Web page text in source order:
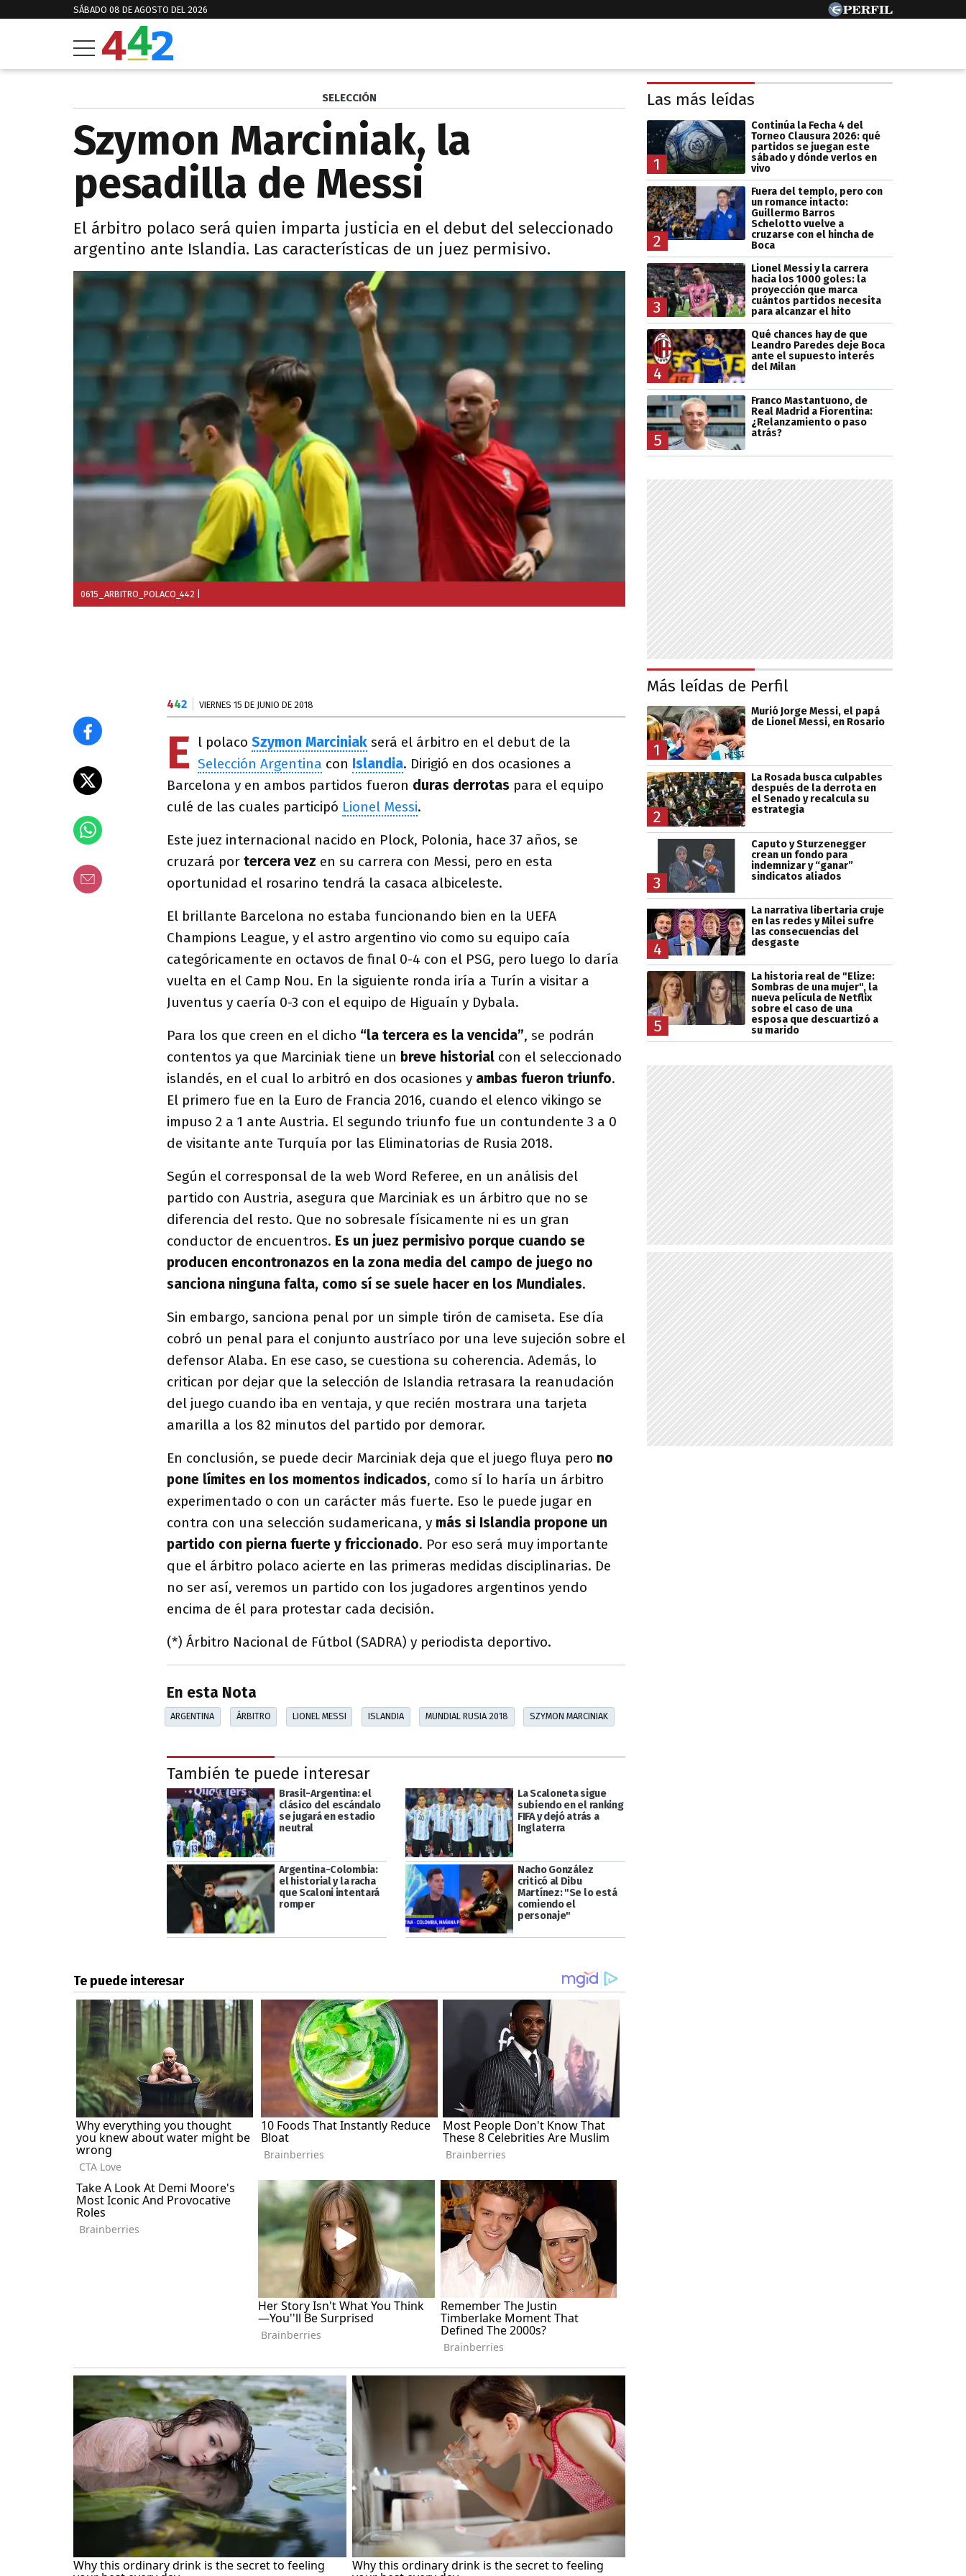
SÁBADO 08 DE AGOSTO DEL 2026
SELECCIÓN
Szymon Marciniak, la
pesadilla de Messi
El árbitro polaco será quien imparta justicia en el debut del seleccionado
argentino ante Islandia. Las características de un juez permisivo.
0615_ARBITRO_POLACO_442
442 VIERNES 15 DE JUNIO DE 2018
E l polaco Szymon Marciniak será el árbitro en el debut de la
Selección Argentina con Islandia. Dirigió en dos ocasiones a
Barcelona y en ambos partidos fueron duras derrotas para el equipo
culé de las cuales participó Lionel Messi.
Este juez internacional nacido en Plock, Polonia, hace 37 años, se
cruzará por tercera vez en su carrera con Messi, pero en esta
oportunidad el rosarino tendrá la casaca albiceleste.
El brillante Barcelona no estaba funcionando bien en la UEFA
Champions League, y el astro argentino vio como su equipo caía
categóricamente en octavos de final 0-4 con el PSG, pero luego lo daría
vuelta en el Camp Nou. En la siguiente ronda iría a Turín a visitar a
Juventus y caería 0-3 con el equipo de Higuaín y Dybala.
Para los que creen en el dicho “la tercera es la vencida”, se podrán
contentos ya que Marciniak tiene un breve historial con el seleccionado
islandés, en el cual lo arbitró en dos ocasiones y ambas fueron triunfo.
El primero fue en la Euro de Francia 2016, cuando el elenco vikingo se
impuso 2 a 1 ante Austria. El segundo triunfo fue un contundente 3 a 0
de visitante ante Turquía por las Eliminatorias de Rusia 2018.
Según el corresponsal de la web Word Referee, en un análisis del
partido con Austria, asegura que Marciniak es un árbitro que no se
diferencia del resto. Que no sobresale físicamente ni es un gran
conductor de encuentros. Es un juez permisivo porque cuando se
producen encontronazos en la zona media del campo de juego no
sanciona ninguna falta, como sí se suele hacer en los Mundiales.
Sin embargo, sanciona penal por un simple tirón de camiseta. Ese día
cobró un penal para el conjunto austríaco por una leve sujeción sobre el
defensor Alaba. En ese caso, se cuestiona su coherencia. Además, lo
critican por dejar que la selección de Islandia retrasara la reanudación
del juego cuando iba en ventaja, y que recién mostrara una tarjeta
amarilla a los 82 minutos del partido por demorar.
En conclusión, se puede decir Marciniak deja que el juego fluya pero no
pone límites en los momentos indicados, como sí lo haría un árbitro
experimentado o con un carácter más fuerte. Eso le puede jugar en
contra con una selección sudamericana, y más si Islandia propone un
partido con pierna fuerte y friccionado. Por eso será muy importante
que el árbitro polaco acierte en las primeras medidas disciplinarias. De
no ser así, veremos un partido con los jugadores argentinos yendo
encima de él para protestar cada decisión.
(*) Árbitro Nacional de Fútbol (SADRA) y periodista deportivo.
En esta Nota
ARGENTINA ÁRBITRO LIONEL MESSI ISLANDIA MUNDIAL RUSIA 2018 SZYMON MARCINIAK
También te puede interesar
Brasil-Argentina: el
clásico del escándalo
se jugará en estadio
neutral
La Scaloneta sigue
subiendo en el ranking
FIFA y dejó atrás a
Inglaterra
Argentina-Colombia:
el historial y la racha
que Scaloni intentará
romper
Nacho González
criticó al Dibu
Martínez: "Se lo está
comiendo el
personaje"
Las más leídas
1
Continúa la Fecha 4 del
Torneo Clausura 2026: qué
partidos se juegan este
sábado y dónde verlos en
vivo
2
Fuera del templo, pero con
un romance intacto:
Guillermo Barros
Schelotto vuelve a
cruzarse con el hincha de
Boca
3
Lionel Messi y la carrera
hacia los 1000 goles: la
proyección que marca
cuántos partidos necesita
para alcanzar el hito
4
Qué chances hay de que
Leandro Paredes deje Boca
ante el supuesto interés
del Milan
5
Franco Mastantuono, de
Real Madrid a Fiorentina:
¿Relanzamiento o paso
atrás?
Más leídas de Perfil
1
Murió Jorge Messi, el papá
de Lionel Messi, en Rosario
2
La Rosada busca culpables
después de la derrota en
el Senado y recalcula su
estrategia
3
Caputo y Sturzenegger
crean un fondo para
indemnizar y “ganar”
sindicatos aliados
4
La narrativa libertaria cruje
en las redes y Milei sufre
las consecuencias del
desgaste
5
La historia real de "Elize:
Sombras de una mujer", la
nueva película de Netflix
sobre el caso de una
esposa que descuartizó a
su marido